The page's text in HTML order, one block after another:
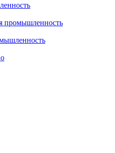
промышленность